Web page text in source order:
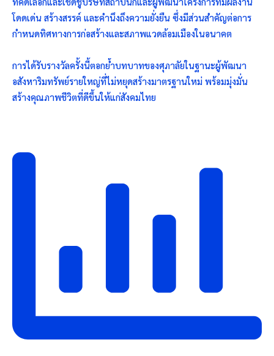
โดดเด่น สร้างสรรค์ และคำนึงถึงความยั่งยืน ซึ่งมีส่วนสำคัญต่อการ
กำหนดทิศทางการก่อสร้างและสภาพแวดล้อมเมืองในอนาคต
การได้รับรางวัลครั้งนี้ตอกย้ำบทบาทของศุภาลัยในฐานะผู้พัฒนา
อสังหาริมทรัพย์รายใหญ่ที่ไม่หยุดสร้างมาตรฐานใหม่ พร้อมมุ่งมั่น
สร้างคุณภาพชีวิตที่ดีขึ้นให้แก่สังคมไทย